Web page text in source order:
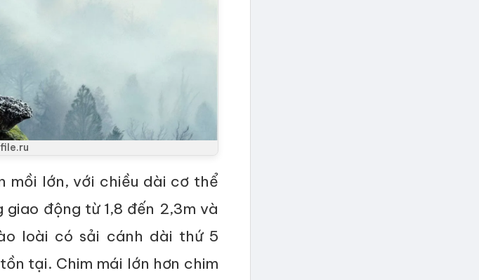
mồi lớn, với chiều dài cơ thể
động từ 1,8 đến 2,3m và
loài có sải cánh dài thứ 5
tại. Chim mái lớn hơn chim